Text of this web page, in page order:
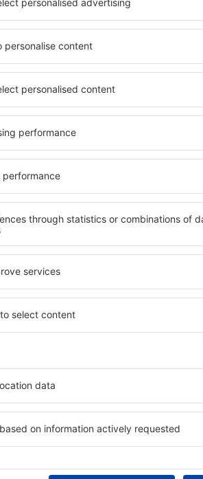
astfel încât
sale. Preferați
hoteluri
rezerva
destinația şi
și opțiunile
de
de
lungă sau
să vizitaţi şi alte
și
călătorie de
Arad –
O varietate de
elementele
bune hoteluri
servicii și o
standarde
principalele
gratuită și pot
corespundă
standarde
precum spa
cazare în Arad
persoane
companii care
folosind
cu locuri de
o garanție că veți
de căutare
out, adăugați
Rezultatele
selectată.
orașului,
Ce fel de
Arad?
Hotelurile în
Cele mai
mini bar/seif
zonă de joacă
despre cele
proprietăți
acestea